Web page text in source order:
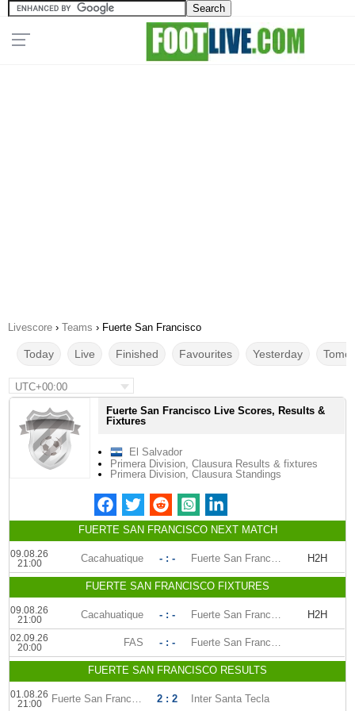
Livescore › Teams › Fuerte San Francisco
Today Live Finished Favourites Yesterday
UTC+00:00
Fuerte San Francisco Live Scores, Results &
Fixtures
El Salvador
Primera Division, Clausura Results & fixtures
Primera Division, Clausura Standings
FUERTE SAN FRANCISCO NEXT MATCH
09.08.26
21:00
Cacahuatique - : - Fuerte San Francisco H2H
FUERTE SAN FRANCISCO FIXTURES
09.08.26
21:00
Cacahuatique - : - Fuerte San Francisco H2H
02.09.26
20:00
FAS - : - Fuerte San Francisco
FUERTE SAN FRANCISCO RESULTS
01.08.26
21:00
Fuerte San Francisco 2 : 2 Inter Santa Tecla